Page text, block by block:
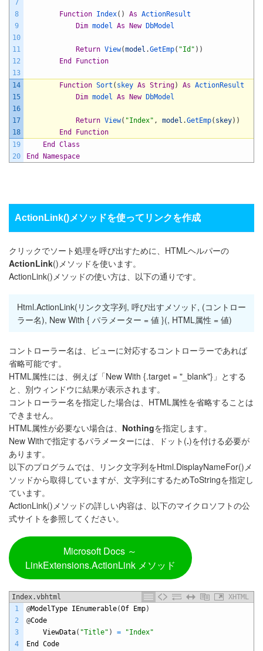
7
8
9
10
11
12
13
14
15
16
17
18
19
20
Function Index( ) As ActionResult
Dim model As New DbModel
Return View(model .GetEmp( "Id" ) )
End
Function
Function Sort ( skey As String) As ActionResult
Dim model As New DbModel
Return View( "Index" , model .GetEmp( skey) )
End
Function
End
Class
End
Namespace
ActionLink()メソッドを使ってリンクを作成
クリックでソート処理を呼び出すために、HTMLヘルパーの
ActionLink()メソッドを使います。
ActionLink()メソッドの使い方は、以下の通りです。
Html.ActionLink(リンク文字列, 呼び出すメソッド, (コントロー
ラー名), New With { パラメーター = 値 }(, HTML属性 = 値)
コントローラー名は、ビューに対応するコントローラーであれば
省略可能です。
HTML属性には、例えば「New With {.target = "_blank"}」とする
と、別ウィンドウに結果が表示されます。
コントローラー名を指定した場合は、HTML属性を省略することは
できません。
HTML属性が必要ない場合は、 Nothingを指定します。
New Withで指定するパラメーターには、ドット(.)を付ける必要が
あります。
以下のプログラムでは、リンク文字列をHtml.DisplayNameFor()メ
ソッドから取得していますが、文字列にするためToStringを指定し
ています。
ActionLink()メソッドの詳しい内容は、以下のマイクロソフトの公
式サイトを参照してください。
Microsoft Docs ～
LinkExtensions.ActionLink メソッド
Index.vbhtml
XHTML
1
2
3
4
@ModelType IEnumerable(Of Emp)
@Code
ViewData( "Title" ) =
"Index"
End
Code